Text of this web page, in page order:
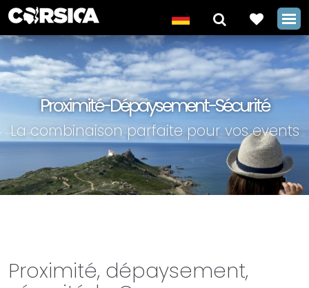
Proximité-Dépaysement-Sécurité
La combinaison parfaite pour vos events
Proximité, dépaysement,